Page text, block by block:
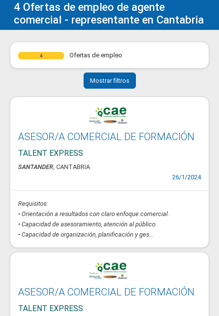
4 Ofertas de empleo de agente
comercial - representante en Cantabria
4 Ofertas de empleo
Mostrar filtros
ASESOR/A COMERCIAL DE FORMACIÓN
TALENT EXPRESS
SANTANDER, CANTABRIA
26/1/2024
Requisitos:
• Orientación a resultados con claro enfoque comercial.
• Capacidad de asesoramiento, atención al público.
• Capacidad de organización, planificación y ges...
ASESOR/A COMERCIAL DE FORMACIÓN
TALENT EXPRESS